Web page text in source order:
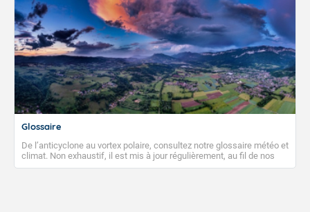
Glossaire
De l’anticyclone au vortex polaire, consultez notre glossaire météo et
climat. Non exhaustif, il est mis à jour régulièrement, au fil de nos
publications. Vous y trouverez également des liens utiles vers nos